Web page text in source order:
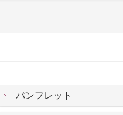
パンフレット